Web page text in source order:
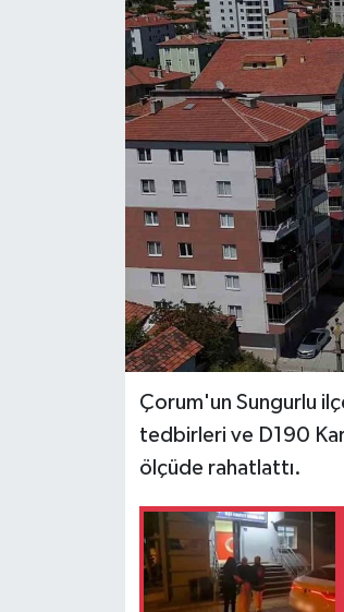
Çorum'un Sungurlu
tedbirleri ve D190
ölçüde rahatlattı.
Ekonomi
Tokat Haber